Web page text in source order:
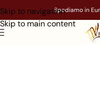
Skip to navigation
Skip to main content
Spediamo in